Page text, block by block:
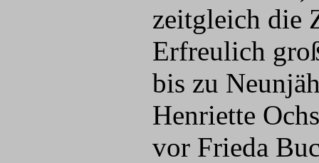
zeitgleich die
Erfreulich
bis zu
Henriette
vor Frieda